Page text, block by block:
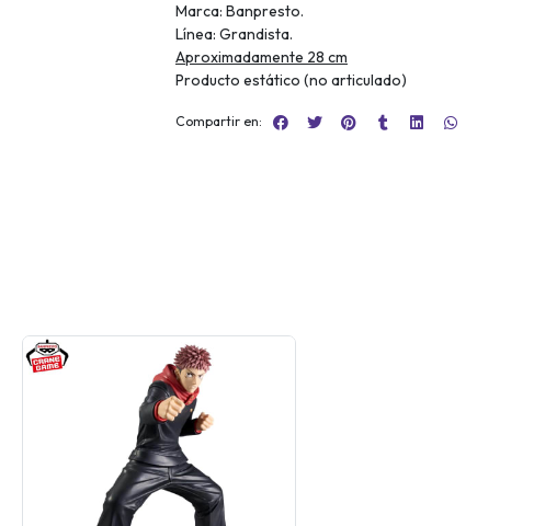
Marca: Banpresto.
Línea: Grandista.
Aproximadamente 28 cm
Producto estático (no articulado)
Compartir en: